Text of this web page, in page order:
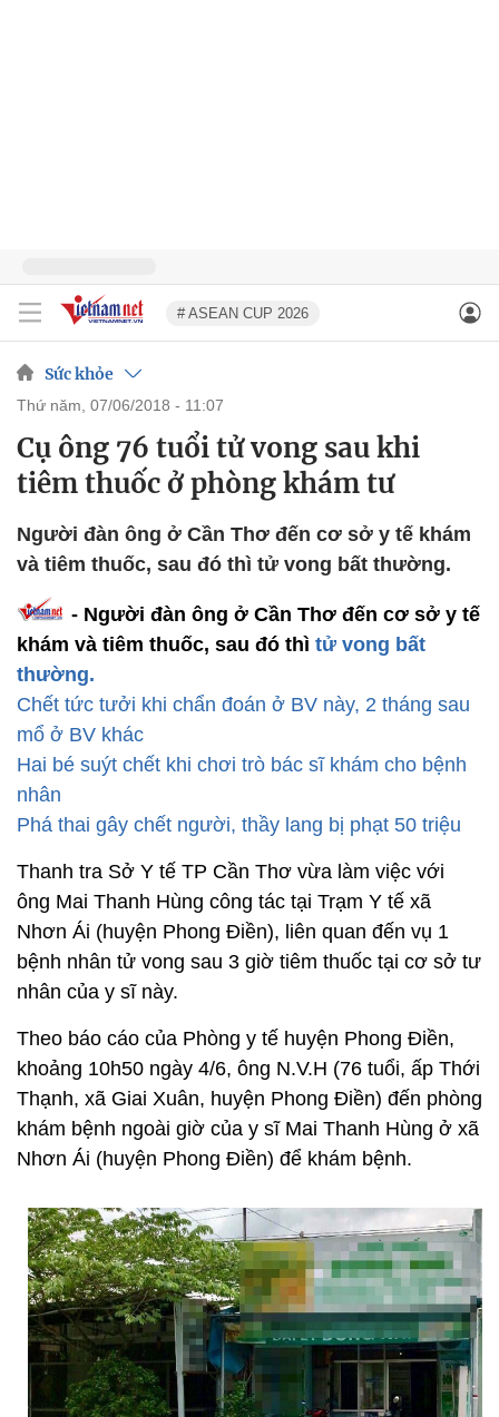
# ASEAN CUP 2026
Sức khỏe
thứ năm, 07/06/2018 - 11:07
Cụ ông 76 tuổi tử vong sau khi
tiêm thuốc ở phòng khám tư
Người đàn ông ở Cần Thơ đến cơ sở y tế khám
và tiêm thuốc, sau đó thì tử vong bất thường.
- Người đàn ông ở Cần Thơ đến cơ sở y tế
khám và tiêm thuốc, sau đó thì tử vong bất
thường.
Chết tức tưởi khi chẩn đoán ở BV này, 2 tháng sau
mổ ở BV khác
Hai bé suýt chết khi chơi trò bác sĩ khám cho bệnh
nhân
Phá thai gây chết người, thầy lang bị phạt 50 triệu
Thanh tra Sở Y tế TP Cần Thơ vừa làm việc với
ông Mai Thanh Hùng công tác tại Trạm Y tế xã
Nhơn Ái (huyện Phong Điền), liên quan đến vụ 1
bệnh nhân tử vong sau 3 giờ tiêm thuốc tại cơ sở tư
nhân của y sĩ này.
Theo báo cáo của Phòng y tế huyện Phong Điền,
khoảng 10h50 ngày 4/6, ông N.V.H (76 tuổi, ấp Thới
Thạnh, xã Giai Xuân, huyện Phong Điền) đến phòng
khám bệnh ngoài giờ của y sĩ Mai Thanh Hùng ở xã
Nhơn Ái (huyện Phong Điền) để khám bệnh.